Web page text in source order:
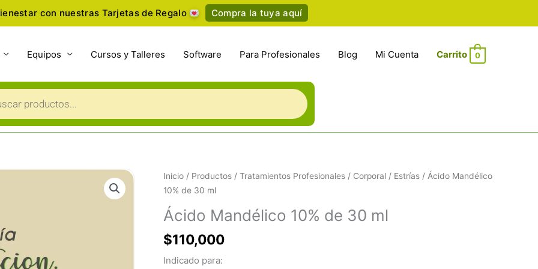
con nuestras Tarjetas de Regalo Compra la tuya aquí
Equipos Cursos y Talleres Software Para Profesionales Blog Mi Cuenta 0
Inicio / Productos / Tratamientos Profesionales / Corporal / Estrías / Ácido Mandélico
10% de 30 ml
Ácido Mandélico 10% de 30 ml
$110,000
Indicado para:
Ácido
Mandélico
10%
de
30
ml
cantidad